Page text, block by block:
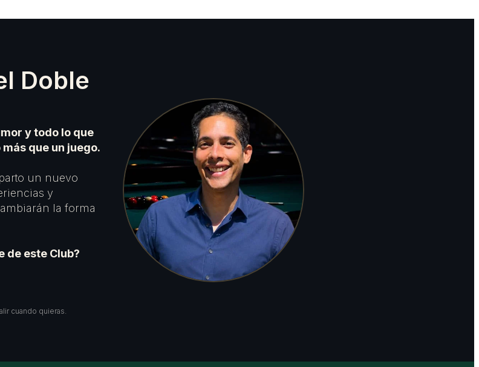
Doble
y todo lo que
que un juego.
un nuevo
y
la forma
de este Club?
cuando quieras.